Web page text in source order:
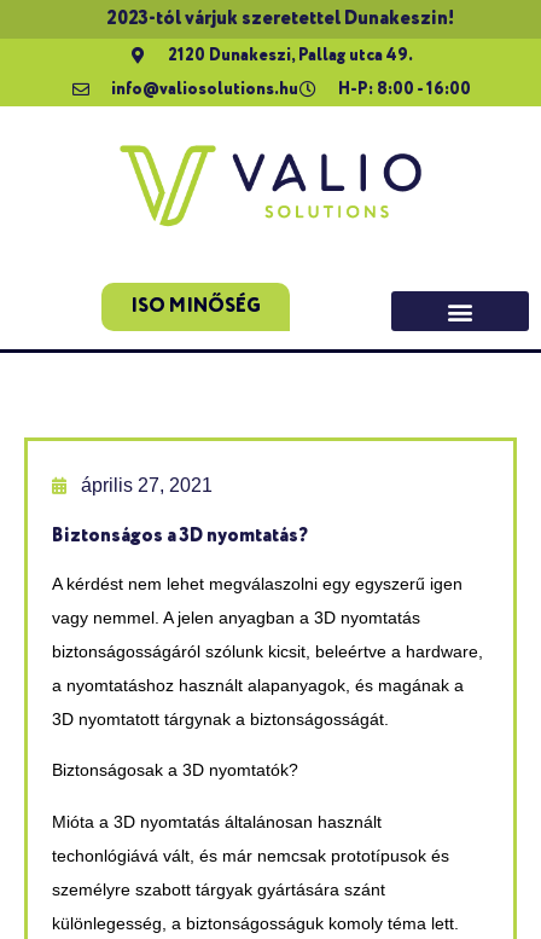
2023-tól várjuk szeretettel Dunakeszin!
2120 Dunakeszi, Pallag utca 49.
info@valiosolutions.hu
H-P: 8:00 - 16:00
ISO MINŐSÉG
április 27, 2021
Biztonságos a 3D nyomtatás?
A kérdést nem lehet megválaszolni egy egyszerű igen
vagy nemmel. A jelen anyagban a 3D nyomtatás
biztonságosságáról szólunk kicsit, beleértve a hardware,
a nyomtatáshoz használt alapanyagok, és magának a
3D nyomtatott tárgynak a biztonságosságát.
Biztonságosak a 3D nyomtatók?
Mióta a 3D nyomtatás általánosan használt
techonlógiává vált, és már nemcsak prototípusok és
személyre szabott tárgyak gyártására szánt
különlegesség, a biztonságosságuk komoly téma lett.